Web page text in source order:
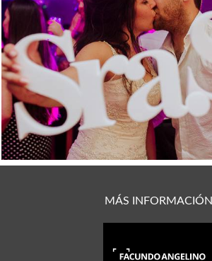
1806
MÁS INFORMACIÓN